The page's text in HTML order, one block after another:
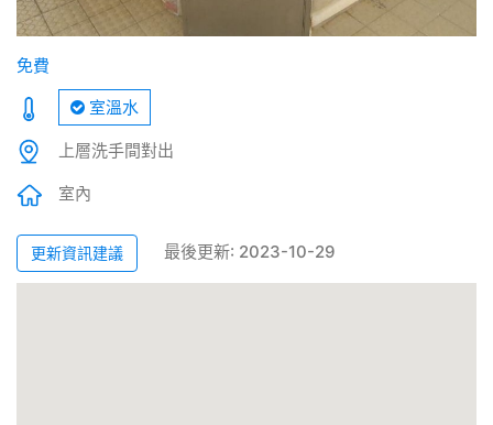
免費
室溫水
上層洗手間對出
室內
更新資訊建議 最後更新: 2023-10-29